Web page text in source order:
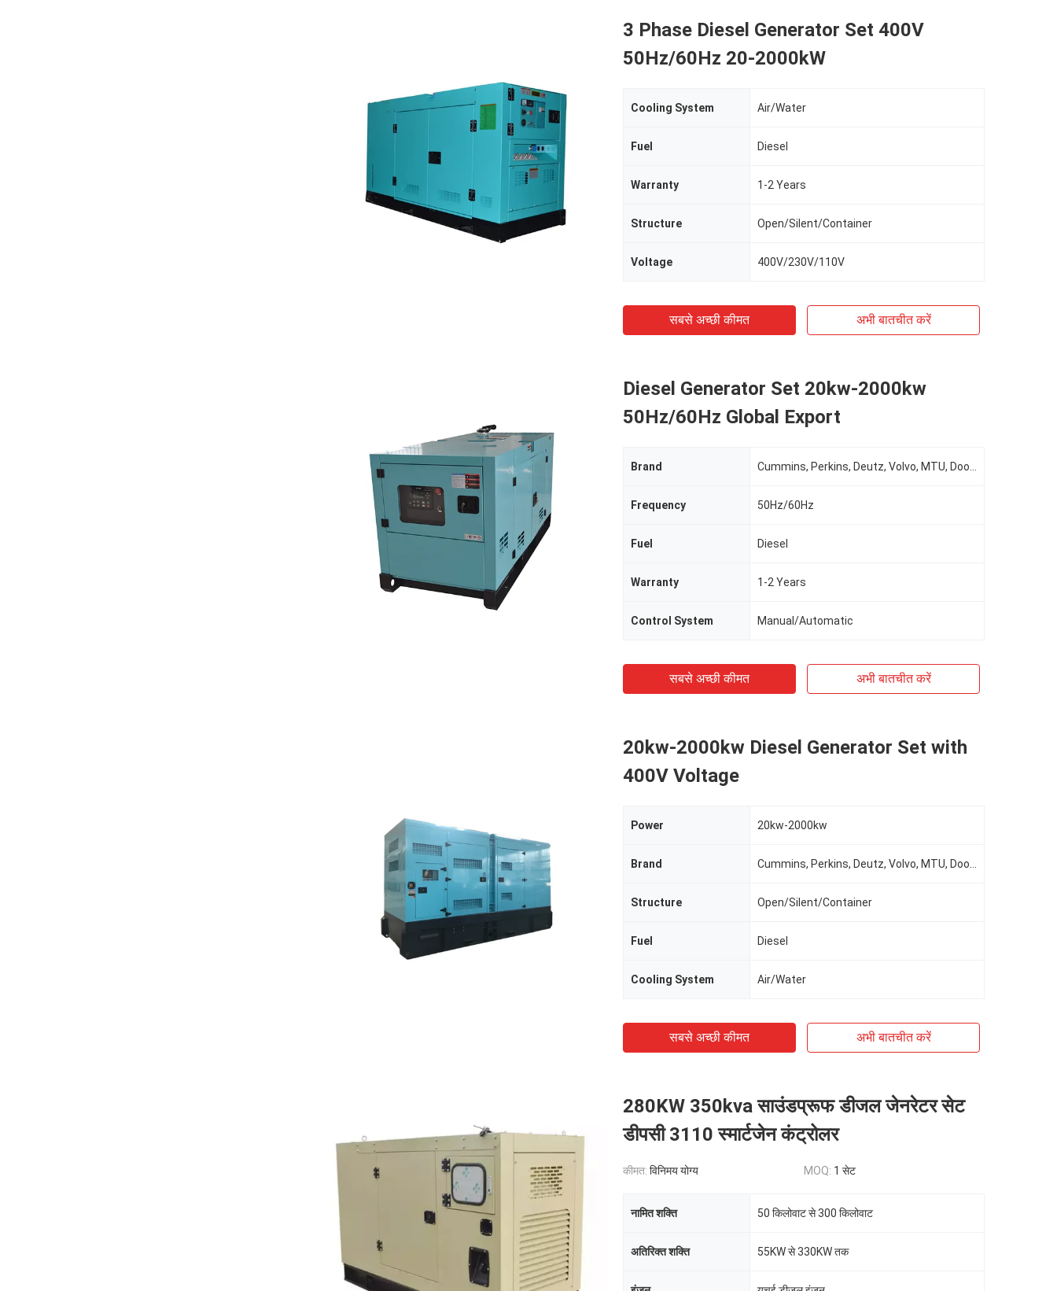
3 Phase Diesel Generator Set 400V
50Hz/60Hz 20-2000kW
Cooling System Air/Water
Fuel Diesel
Warranty 1-2 Years
Structure Open/Silent/Container
Voltage 400V/230V/110V
सबसे अच्छी कीमत अभी बातचीत करें
Diesel Generator Set 20kw-2000kw
50Hz/60Hz Global Export
Brand
Frequency 50Hz/60Hz
Fuel Diesel
Warranty 1-2 Years
Control System Manual/Automatic
सबसे अच्छी कीमत अभी बातचीत करें
20kw-2000kw Diesel Generator Set with
400V Voltage
Power 20kw-2000kw
Brand
Structure Open/Silent/Container
Fuel Diesel
Cooling System Air/Water
सबसे अच्छी कीमत अभी बातचीत करें
280KW 350kva साउंडप्रूफ डीजल जेनरेटर सेट
डीपसी 3110 स्मार्टजेन कंट्रोलर
कीमत: विनिमय योग्य MOQ: 1 सेट
नामित शक्ति 50 किलोवाट से 300 किलोवाट
अतिरिक्त शक्ति 55KW से 330KW तक